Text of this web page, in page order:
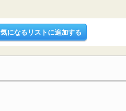
気になるリストに追加する